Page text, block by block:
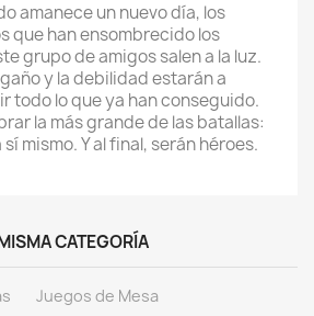
amanece un nuevo día, los
que han ensombrecido los
grupo de amigos salen a la luz.
y la debilidad estarán a
todo lo que ya han conseguido.
la más grande de las batallas:
mismo. Y al final, serán héroes.
CATEGORÍA
Juegos de Mesa